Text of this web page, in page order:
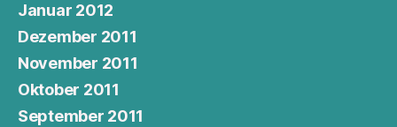
Januar 2012
Dezember 2011
November 2011
Oktober 2011
September 2011